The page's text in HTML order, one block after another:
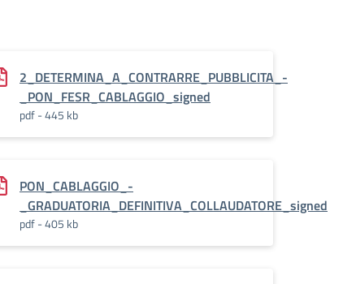
2_DETERMINA_A_CONTRARRE_PUBBLICITA_-
_PON_FESR_CABLAGGIO_signed
pdf - 445 kb
PON_CABLAGGIO_-
_GRADUATORIA_DEFINITIVA_COLLAUDATORE_signed
pdf - 405 kb